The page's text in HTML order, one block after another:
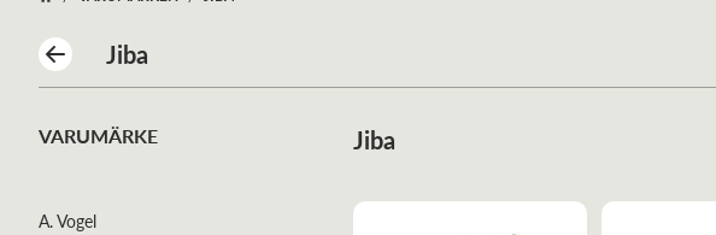
Jiba
VARUMÄRKE
A. Vogel
Jiba